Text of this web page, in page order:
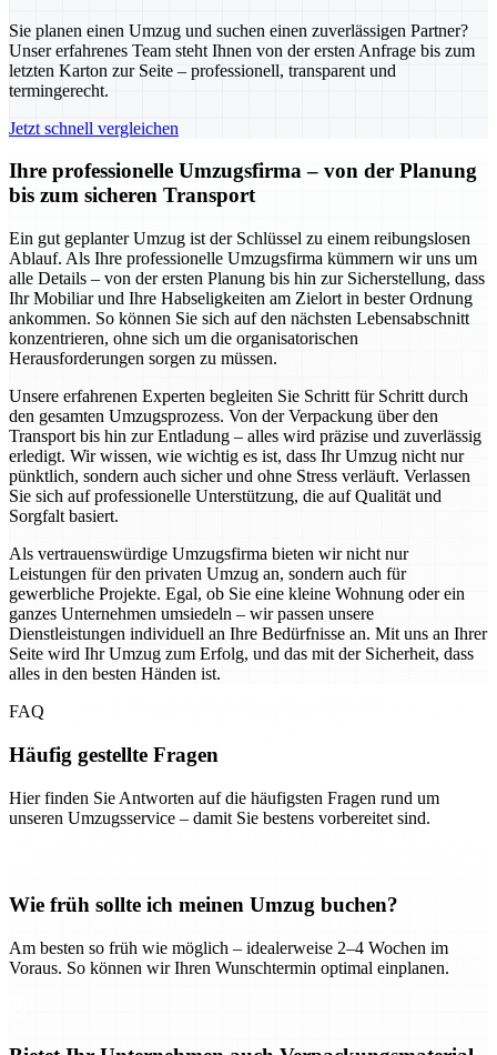
Sie planen einen Umzug und suchen einen zuverlässigen Partner?
Unser erfahrenes Team steht Ihnen von der ersten Anfrage bis zum
letzten Karton zur Seite – professionell, transparent und
termingerecht.
Jetzt schnell vergleichen
Ihre professionelle Umzugsfirma – von der Planung
bis zum sicheren Transport
Ein gut geplanter Umzug ist der Schlüssel zu einem reibungslosen
Ablauf. Als Ihre professionelle Umzugsfirma kümmern wir uns um
alle Details – von der ersten Planung bis hin zur Sicherstellung, dass
Ihr Mobiliar und Ihre Habseligkeiten am Zielort in bester Ordnung
ankommen. So können Sie sich auf den nächsten Lebensabschnitt
konzentrieren, ohne sich um die organisatorischen
Herausforderungen sorgen zu müssen.
Unsere erfahrenen Experten begleiten Sie Schritt für Schritt durch
den gesamten Umzugsprozess. Von der Verpackung über den
Transport bis hin zur Entladung – alles wird präzise und zuverlässig
erledigt. Wir wissen, wie wichtig es ist, dass Ihr Umzug nicht nur
pünktlich, sondern auch sicher und ohne Stress verläuft. Verlassen
Sie sich auf professionelle Unterstützung, die auf Qualität und
Sorgfalt basiert.
Als vertrauenswürdige Umzugsfirma bieten wir nicht nur
Leistungen für den privaten Umzug an, sondern auch für
gewerbliche Projekte. Egal, ob Sie eine kleine Wohnung oder ein
ganzes Unternehmen umsiedeln – wir passen unsere
Dienstleistungen individuell an Ihre Bedürfnisse an. Mit uns an Ihrer
Seite wird Ihr Umzug zum Erfolg, und das mit der Sicherheit, dass
alles in den besten Händen ist.
FAQ
Häufig gestellte Fragen
Hier finden Sie Antworten auf die häufigsten Fragen rund um
unseren Umzugsservice – damit Sie bestens vorbereitet sind.
Wie früh sollte ich meinen Umzug buchen?
Am besten so früh wie möglich – idealerweise 2–4 Wochen im
Voraus. So können wir Ihren Wunschtermin optimal einplanen.